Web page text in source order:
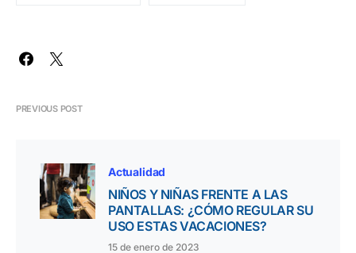
PREVIOUS POST
Actualidad
NIÑOS Y NIÑAS FRENTE A LAS
PANTALLAS: ¿CÓMO REGULAR SU
USO ESTAS VACACIONES?
15 de enero de 2023